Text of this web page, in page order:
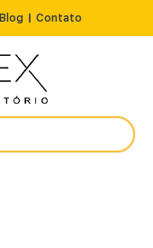
Blog Contato